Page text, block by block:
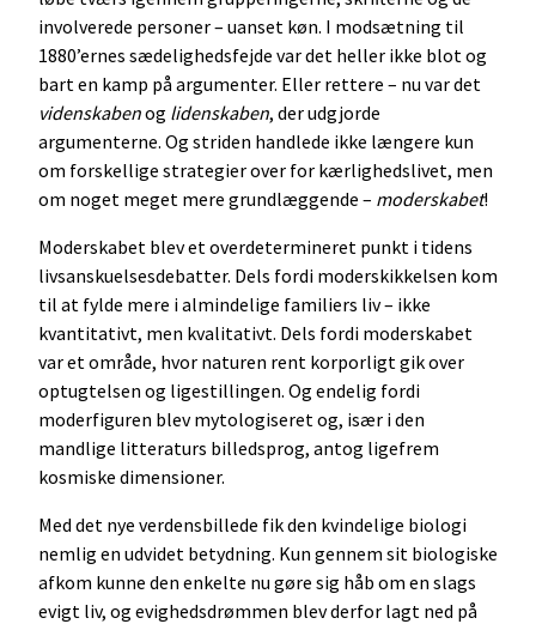
involverede personer – uanset køn. I modsætning til
1880’ernes sædelighedsfejde var det heller ikke blot og
bart en kamp på argumenter. Eller rettere – nu var det
videnskabenog lidenskaben, der udgjorde
argumenterne. Og striden handlede ikke længere kun
om forskellige strategier over for kærlighedslivet, men
om noget meget mere grundlæggende – moderskabet!
Moderskabet blev et overdetermineret punkt i tidens
livsanskuelsesdebatter. Dels fordi moderskikkelsen kom
til at fylde mere i almindelige familiers liv – ikke
kvantitativt, men kvalitativt. Dels fordi moderskabet
var et område, hvor naturen rent korporligt gik over
optugtelsen og ligestillingen. Og endelig fordi
moderfiguren blev mytologiseret og, især i den
mandlige litteraturs billedsprog, antog ligefrem
kosmiske dimensioner.
Med det nye verdensbillede fik den kvindelige biologi
nemlig en udvidet betydning. Kun gennem sit biologiske
afkom kunne den enkelte nu gøre sig håb om en slags
evigt liv, og evighedsdrømmen blev derfor lagt ned på